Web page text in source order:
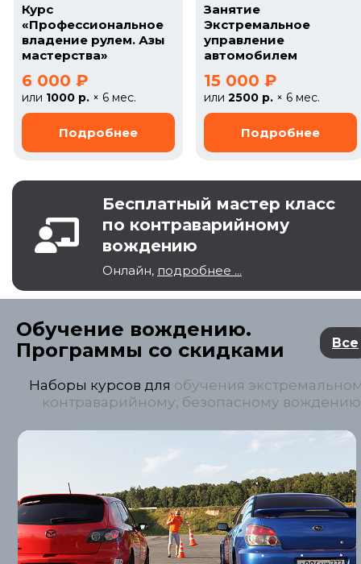
Курс
«Профессиональное
владение рулем. Азы
мастерства»
6 000 ₽
или 1000 р. × 6 мес.
Занятие
Экстремальное
управление
автомобилем
15 000 ₽
или2500 р. × 6 мес.
Бесплатный мастер класс
по контраварийному
вождению
Онлайн, подробнее ...
Обучение вождению.
Программы со скидками
Все
Наборы курсов для обучения
контраварийному, безопасному вождению